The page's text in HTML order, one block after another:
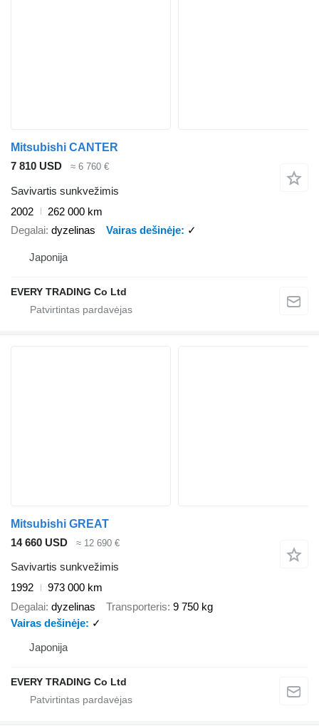
Mitsubishi CANTER
7 810 USD
≈ 6 760 €
Savivartis sunkvežimis
2002
262 000 km
Degalai dyzelinas Vairas dešinėje ✓
Japonija
EVERY TRADING Co Ltd
Mitsubishi GREAT
14 660 USD
≈ 12 690 €
Savivartis sunkvežimis
1992
973 000 km
Degalai dyzelinas Transporteris 9 750 kg
Vairas dešinėje
✓
Japonija
EVERY TRADING Co Ltd